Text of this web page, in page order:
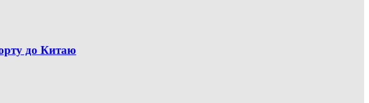
до Китаю